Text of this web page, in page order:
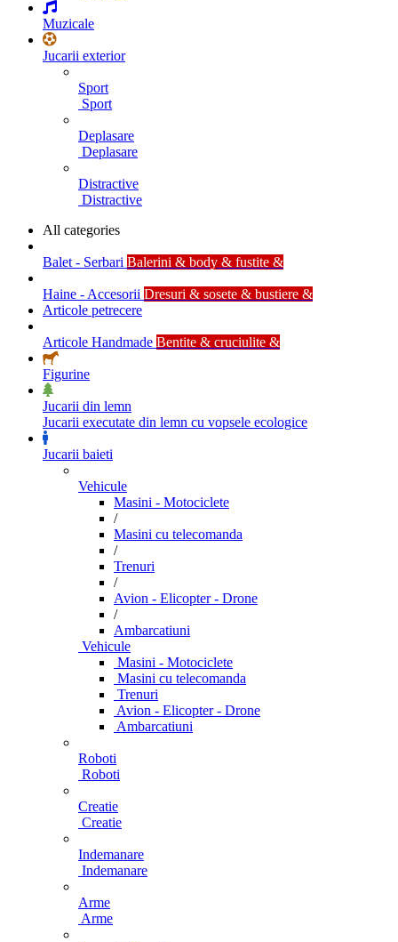
Muzicale
Jucarii exterior
Sport
Sport
Deplasare
Deplasare
Distractive
Distractive
All categories
Balet - Serbari Balerini & body & fustite &
Haine - Accesorii Dresuri & sosete & bustiere &
Articole petrecere
Articole Handmade Bentite & cruciulite &
Figurine
Jucarii din lemn
Jucarii executate din lemn cu vopsele ecologice
Jucarii baieti
Vehicule
Masini - Motociclete
/
Masini cu telecomanda
/
Trenuri
/
Avion - Elicopter - Drone
/
Ambarcatiuni
Vehicule
Masini - Motociclete
Masini cu telecomanda
Trenuri
Avion - Elicopter - Drone
Ambarcatiuni
Roboti
Roboti
Creatie
Creatie
Indemanare
Indemanare
Arme
Arme